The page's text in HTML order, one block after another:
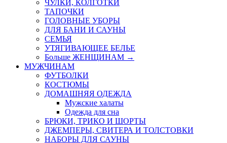
ЧУЛКИ, КОЛГОТКИ
ТАПОЧКИ
ГОЛОВНЫЕ УБОРЫ
ДЛЯ БАНИ И САУНЫ
СЕМЬЯ
УТЯГИВАЮЩЕЕ БЕЛЬЕ
Больше ЖЕНЩИНАМ →
МУЖЧИНАМ
ФУТБОЛКИ
КОСТЮМЫ
ДОМАШНЯЯ ОДЕЖДА
Мужские халаты
Одежда для сна
БРЮКИ, ТРИКО И ШОРТЫ
ДЖЕМПЕРЫ, СВИТЕРА И ТОЛСТОВКИ
НАБОРЫ ДЛЯ САУНЫ